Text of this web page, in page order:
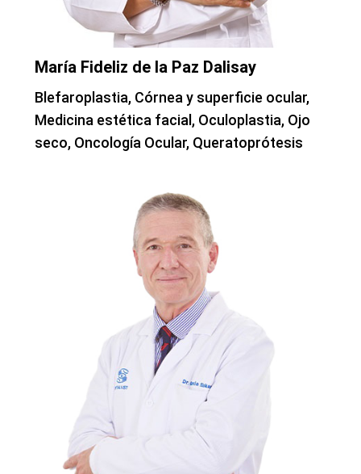
María Fideliz de la Paz Dalisay
Blefaroplastia, Córnea y superficie ocular,
Medicina estética facial, Oculoplastia, Ojo
seco, Oncología Ocular, Queratoprótesis